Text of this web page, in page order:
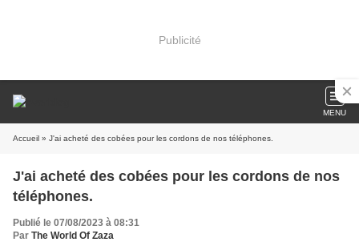
Publicité
MENU
Accueil » J'ai acheté des cobées pour les cordons de nos téléphones. ​
J'ai acheté des cobées pour les cordons de nos
Publié le 07/08/2023 à 08:31
Par The World Of Zaza